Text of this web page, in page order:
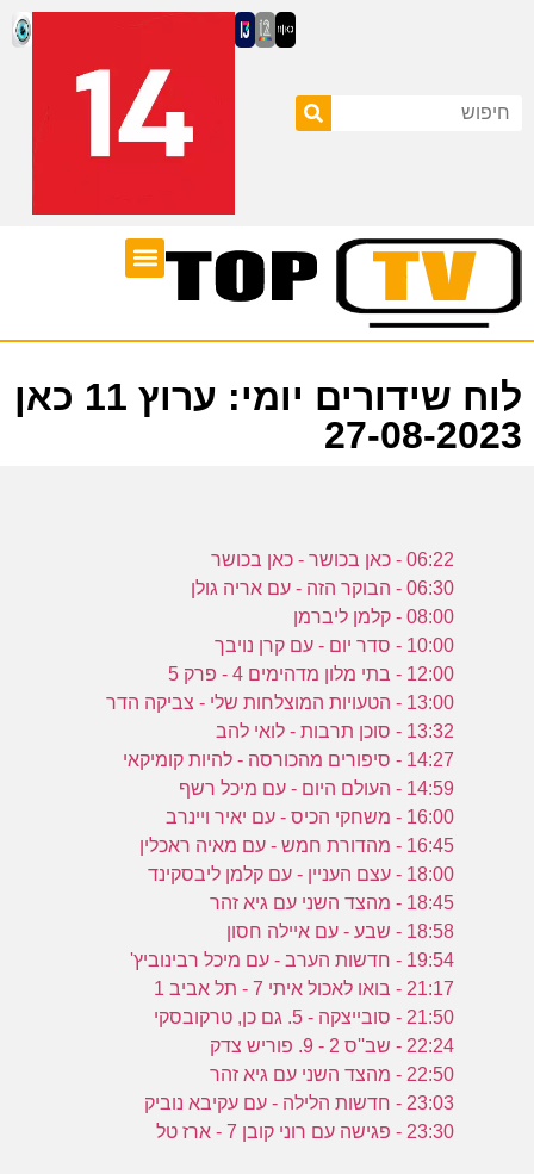
לוח שידורים יומי: ערוץ 11 כאן
27-08-2023
06:22 - כאן בכושר - כאן בכושר
06:30 - הבוקר הזה - עם אריה גולן
08:00 - קלמן ליברמן
10:00 - סדר יום - עם קרן נויבך
12:00 - בתי מלון מדהימים 4 - פרק 5
13:00 - הטעויות המוצלחות שלי - צביקה הדר
13:32 - סוכן תרבות - לואי להב
14:27 - סיפורים מהכורסה - להיות קומיקאי
14:59 - העולם היום - עם מיכל רשף
16:00 - משחקי הכיס - עם יאיר ויינרב
16:45 - מהדורת חמש - עם מאיה ראכלין
18:00 - עצם העניין - עם קלמן ליבסקינד
18:45 - מהצד השני עם גיא זהר
18:58 - שבע - עם איילה חסון
19:54 - חדשות הערב - עם מיכל רבינוביץ'
21:17 - בואו לאכול איתי 7 - תל אביב 1
21:50 - סובייצקה - 5. גם כן, טרקובסקי
22:24 - שב''ס 2 - 9. פוריש צדק
22:50 - מהצד השני עם גיא זהר
23:03 - חדשות הלילה - עם עקיבא נוביק
23:30 - פגישה עם רוני קובן 7 - ארז טל